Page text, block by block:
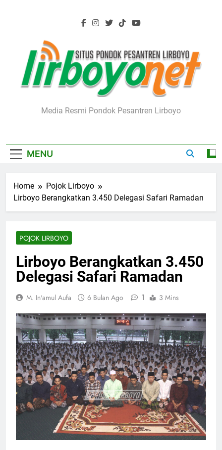
Lirboyo.net
Media Resmi Pondok Pesantren Lirboyo
MENU
Home
Pojok Lirboyo
Lirboyo Berangkatkan 3.450 Delegasi Safari Ramadan
POJOK LIRBOYO
Lirboyo Berangkatkan 3.450
Delegasi Safari Ramadan
M. In'amul Aufa 6 Bulan Ago 1 3 Mins